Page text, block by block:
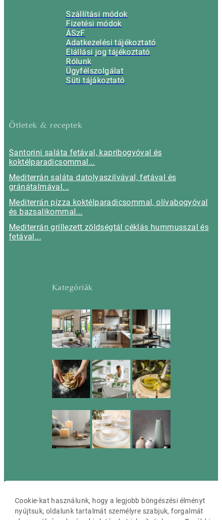
Szállítási módok
Fizetési módok
ÁSzF
Adatkezelési tájékoztató
Elállási jog tájékoztató
Rólunk
Ügyfélszolgálat
Süti tájákoztató
Ötletek & receptek
Santorini saláta fetával, kapribogyóval és
koktélparadicsommal...
Mediterrán saláta datolyaszilvával, fetával és
gránátalmával...
Mediterrán pizza koktélparadicsommal, olívabogyóval
és bazsalikommal...
Mediterrán grillezett zöldségtál céklás hummusszal és
fetával...
Kategóriák
Cookie-kat használunk, hogy a legjobb böngészési élményt
nyújtsuk, oldalunk tartalmát személyre szabjuk, forgalmát